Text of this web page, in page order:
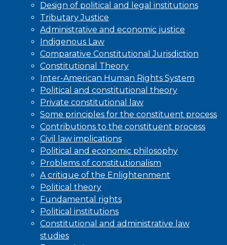
Design of political and legal institutions
Tributary Justice
Administrative and economic justice
Indigenous Law
Comparative Constitutional Jurisdiction
Constitutional Theory
Inter-American Human Rights System
Political and constitutional theory
Private constitutional law
Some principles for the constituent process
Contributions to the constituent process
Civil law implications
Political and economic philosophy
Problems of constitutionalism
A critique of the Enlightenment
Political theory
Fundamental rights
Political institutions
Constitutional and administrative law
studies